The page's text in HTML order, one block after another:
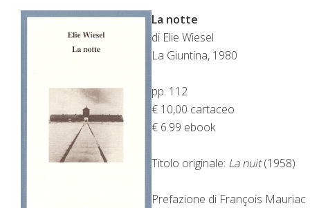
La notte
di Elie Wiesel
La Giuntina, 1980
pp. 112
€ 10,00 cartaceo
€ 6.99 ebook
Titolo originale: La nuit(1958)
Prefazione di François Mauriac